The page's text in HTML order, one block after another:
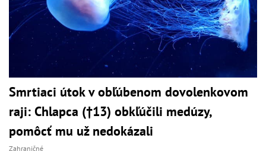
Smrtiaci útok v obľúbenom dovolenkovom
raji: Chlapca (†13) obkľúčili medúzy,
pomôcť mu už nedokázali
Zahraničné